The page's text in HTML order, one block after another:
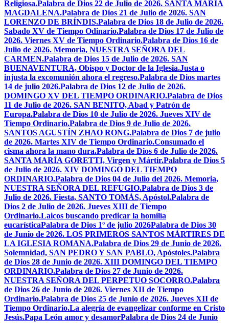
Religiosa.Palabra de Dios 22 de Julio de 2026. SANTA MARÍA
MAGDALENA.Palabra de Dios 21 de Julio de 2026. SAN
LORENZO DE BRÍNDIS.Palabra de Dios 18 de Julio de 2026.
Sabado XV de Tiempo Odinario.Palabra de Dios 17 de Julio de
2026. Viernes XV de Tiempo Ordinario.Palabra de Dios 16 de
Julio de 2026. Memoria, NUESTRA SEÑORA DEL
CARMEN.Palabra de Dios 15 de Julio de 2026. SAN
BUENAVENTURA, Obispo y Doctor de la Iglesia.Justa o
injusta la excomunión ahora el regreso.Palabra de Dios martes
14 de julio 2026.Palabra de Dios 12 de Julio de 2026.
DOMINGO XV DEL TIEMPO ORDINARIO.Palabra de Dios
11 de Julio de 2026. SAN BENITO, Abad y Patrón de
Europa.Palabra de Dios 10 de Julio de 2026. Jueves XIV de
Tiempo Ordinario.Palabra de Dios 9 de Julio de 2026.
SANTOS AGUSTÍN ZHAO RONG.Palabra de Dios 7 de julio
de 2026. Martes XIV de Tiempo Ordinario.Consumado el
cisma ahora la mano dura.Palabra de Dios 6 de Julio de 2026.
SANTA MARÍA GORETTI, Virgen y Mártir.Palabra de Dios 5
de Julio de 2026. XIV DOMINGO DEL TIEMPO
ORDINARIO.Palabra de Dios 04 de Julio del 2026. Memoria,
NUESTRA SEÑORA DEL REFUGIO.Palabra de Dios 3 de
Julio de 2026. Fiesta, SANTO TOMÁS, Apóstol.Palabra de
Dios 2 de Julio de 2026. Jueves XIII de Tiempo
Ordinario.Laicos buscando predicar la homilía
eucarísticaPalabra de Dios 1º de julio 2026Palabra de Dios 30
de Junio de 2026. LOS PRIMEROS SANTOS MÁRTIRES DE
LA IGLESIA ROMANA.Palabra de Dios 29 de Junio de 2026.
Solemnidad, SAN PEDRO Y SAN PABLO, Apóstoles.Palabra
de Dios 28 de Junio de 2026. XIII DOMINGO DEL TIEMPO
ORDINARIO.Palabra de Dios 27 de Junio de 2026.
NUESTRA SEÑORA DEL PERPETUO SOCORRO.Palabra
de Dios 26 de Junio de 2026. Viernes XII de Tiempo
Ordinario.Palabra de Dios 25 de Junio de 2026. Jueves XII de
Tiempo Ordinario.La alegría de evangelizar conforme en Cristo
Jesús.Papa León amor y desamorPalabra de Dios 24 de Junio